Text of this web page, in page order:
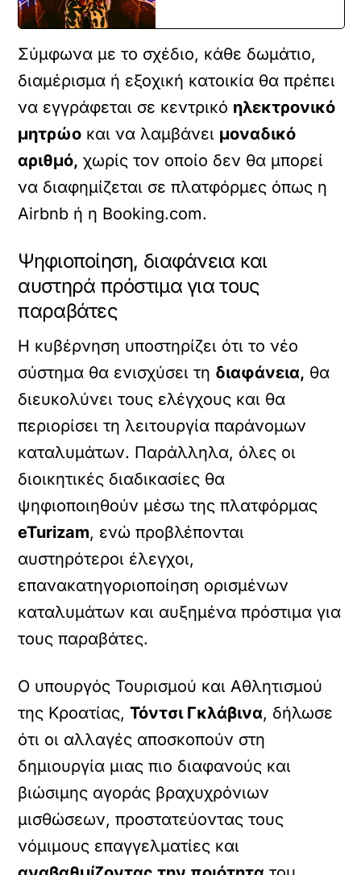
Σύμφωνα με το σχέδιο, κάθε δωμάτιο,
διαμέρισμα ή εξοχική κατοικία θα πρέπει
να εγγράφεται σε κεντρικό ηλεκτρονικό
μητρώο και να λαμβάνει μοναδικό
αριθμό, χωρίς τον οποίο δεν θα μπορεί
να διαφημίζεται σε πλατφόρμες όπως η
Airbnb ή η Booking.com.
Ψηφιοποίηση, διαφάνεια και
αυστηρά πρόστιμα για τους
παραβάτες
Η κυβέρνηση υποστηρίζει ότι το νέο
σύστημα θα ενισχύσει τη διαφάνεια, θα
διευκολύνει τους ελέγχους και θα
περιορίσει τη λειτουργία παράνομων
καταλυμάτων. Παράλληλα, όλες οι
διοικητικές διαδικασίες θα
ψηφιοποιηθούν μέσω της πλατφόρμας
eTurizam, ενώ προβλέπονται
αυστηρότεροι έλεγχοι,
επανακατηγοριοποίηση ορισμένων
καταλυμάτων και αυξημένα πρόστιμα για
τους παραβάτες.
Ο υπουργός Τουρισμού και Αθλητισμού
της Κροατίας,Τόντσι Γκλάβινα, δήλωσε
ότι οι αλλαγές αποσκοπούν στη
δημιουργία μιας πιο διαφανούς και
βιώσιμης αγοράς βραχυχρόνιων
μισθώσεων, προστατεύοντας τους
νόμιμους επαγγελματίες και